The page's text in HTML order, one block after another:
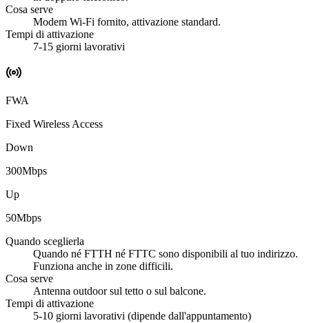
Cosa serve
Modem Wi-Fi fornito, attivazione standard.
Tempi di attivazione
7-15 giorni lavorativi
FWA
Fixed Wireless Access
Down
300Mbps
Up
50Mbps
Quando sceglierla
Quando né FTTH né FTTC sono disponibili al tuo indirizzo.
Funziona anche in zone difficili.
Cosa serve
Antenna outdoor sul tetto o sul balcone.
Tempi di attivazione
5-10 giorni lavorativi (dipende dall'appuntamento)